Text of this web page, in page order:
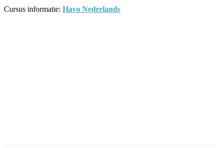
Cursus informatie: Havo Nederlands